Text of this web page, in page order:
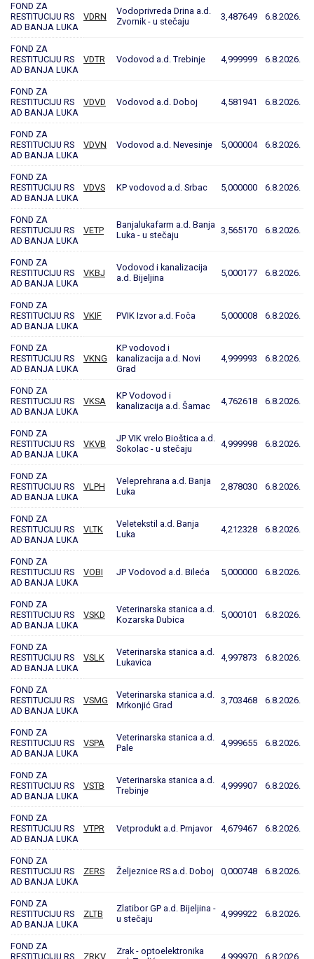
FOND ZA
RESTITUCIJU RS
AD BANJA LUKA
VDRN
Vodoprivreda Drina a.d.
Zvornik - u stečaju
3,487649 6.8.2026.
FOND ZA
RESTITUCIJU RS
AD BANJA LUKA
VDTR Vodovod a.d. Trebinje 4,999999 6.8.2026.
FOND ZA
RESTITUCIJU RS
AD BANJA LUKA
VDVD Vodovod a.d. Doboj 4,581941 6.8.2026.
FOND ZA
RESTITUCIJU RS
AD BANJA LUKA
VDVN Vodovod a.d. Nevesinje 5,000004 6.8.2026.
FOND ZA
RESTITUCIJU RS
AD BANJA LUKA
VDVS KP vodovod a.d. Srbac 5,000000 6.8.2026.
FOND ZA
RESTITUCIJU RS
AD BANJA LUKA
VETP
Banjalukafarm a.d. Banja
Luka - u stečaju
3,565170 6.8.2026.
FOND ZA
RESTITUCIJU RS
AD BANJA LUKA
VKBJ
Vodovod i kanalizacija
a.d. Bijeljina
5,000177 6.8.2026.
FOND ZA
RESTITUCIJU RS
AD BANJA LUKA
VKIF PVIK Izvor a.d. Foča 5,000008 6.8.2026.
FOND ZA
RESTITUCIJU RS
AD BANJA LUKA
VKNG
KP vodovod i
kanalizacija a.d. Novi
Grad
4,999993 6.8.2026.
FOND ZA
RESTITUCIJU RS
AD BANJA LUKA
VKSA
KP Vodovod i
kanalizacija a.d. Šamac
4,762618 6.8.2026.
FOND ZA
RESTITUCIJU RS
AD BANJA LUKA
VKVB
JP VIK vrelo Bioštica a.d.
Sokolac - u stečaju
4,999998 6.8.2026.
FOND ZA
RESTITUCIJU RS
AD BANJA LUKA
VLPH
Veleprehrana a.d. Banja
Luka
2,878030 6.8.2026.
FOND ZA
RESTITUCIJU RS
AD BANJA LUKA
VLTK
Veletekstil a.d. Banja
Luka
4,212328 6.8.2026.
FOND ZA
RESTITUCIJU RS
AD BANJA LUKA
VOBI JP Vodovod a.d. Bileća 5,000000 6.8.2026.
FOND ZA
RESTITUCIJU RS
AD BANJA LUKA
VSKD
Veterinarska stanica a.d.
Kozarska Dubica
5,000101 6.8.2026.
FOND ZA
RESTITUCIJU RS
AD BANJA LUKA
VSLK
Veterinarska stanica a.d.
Lukavica
4,997873 6.8.2026.
FOND ZA
RESTITUCIJU RS
AD BANJA LUKA
VSMG
Veterinarska stanica a.d.
Mrkonjić Grad
3,703468 6.8.2026.
FOND ZA
RESTITUCIJU RS
AD BANJA LUKA
VSPA
Veterinarska stanica a.d.
Pale
4,999655 6.8.2026.
FOND ZA
RESTITUCIJU RS
AD BANJA LUKA
VSTB
Veterinarska stanica a.d.
Trebinje
4,999907 6.8.2026.
FOND ZA
RESTITUCIJU RS
AD BANJA LUKA
VTPR Vetprodukt a.d. Prnjavor 4,679467 6.8.2026.
FOND ZA
RESTITUCIJU RS
AD BANJA LUKA
ZERS Željeznice RS a.d. Doboj 0,000748 6.8.2026.
FOND ZA
RESTITUCIJU RS
AD BANJA LUKA
ZLTB
Zlatibor GP a.d. Bijeljina -
u stečaju
4,999922 6.8.2026.
FOND ZA
RESTITUCIJU RS
ZRKV
Zrak - optoelektronika
4,999970 6.8.2026.